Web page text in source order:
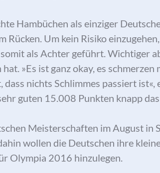
Hambüchen als einziger
Rücken. Um kein Risiko
als Achter geführt. Wichtiger
»Es ist ganz okay, es
dass nichts Schlimmes passiert
guten 15.008 Punkten knapp
Meisterschaften im August
wollen die Deutschen ihre
Olympia 2016 hinzulegen.